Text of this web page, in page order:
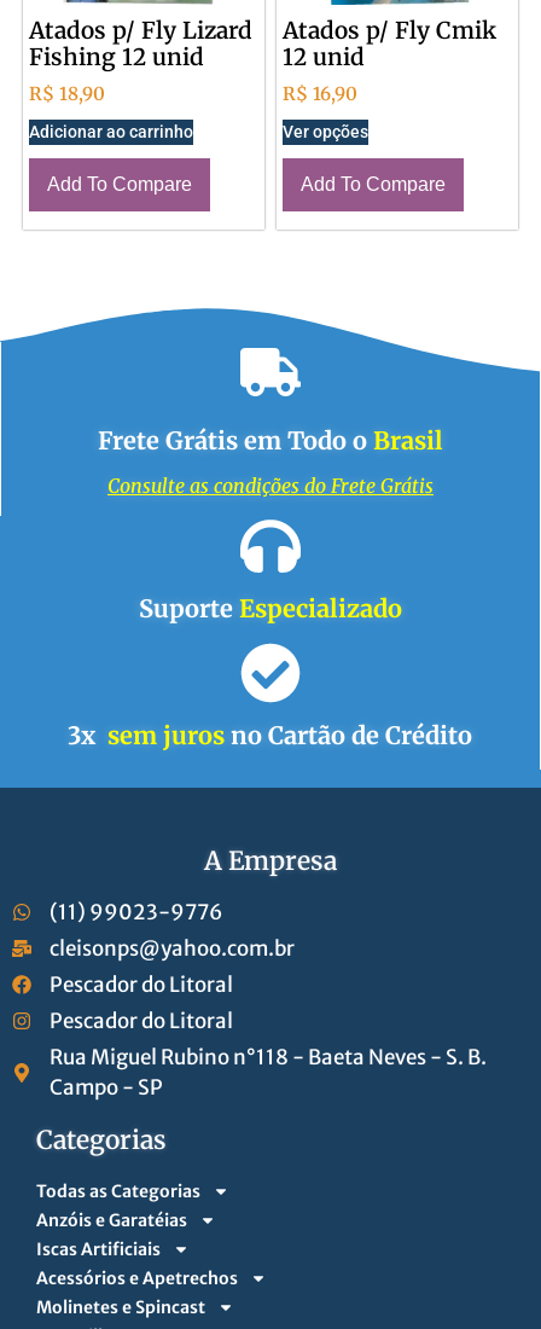
Atados p/ Fly Lizard
Fishing 12 unid
R$ 18,90
Adicionar ao carrinho
Add To Compare
Atados p/ Fly Cmik
12 unid
R$ 16,90
Ver opções
Add To Compare
Frete Grátis em Todo o Brasil
Consulte as condições do Frete Grátis
Suporte Especializado
3x sem juros no Cartão de Crédito
A Empresa
(11) 99023-9776
cleisonps@yahoo.com.br
Pescador do Litoral
Pescador do Litoral
Rua Miguel Rubino n°118 - Baeta Neves - S. B.
Campo - SP
Categorias
Todas as Categorias
Anzóis e Garatéias
Iscas Artificiais
Acessórios e Apetrechos
Molinetes e Spincast